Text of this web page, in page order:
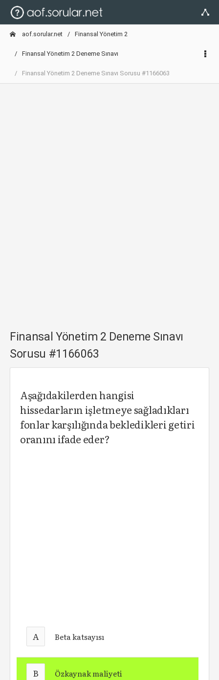
aof.sorular.net Finansal Yönetim 2
Finansal Yönetim 2 Deneme Sınavı
Finansal Yönetim 2 Deneme Sınavı Sorusu #1166063
Finansal Yönetim 2 Deneme Sınavı
Sorusu #1166063
Aşağıdakilerden hangisi
hissedarların işletmeye sağladıkları
fonlar karşılığında bekledikleri getiri
oranını ifade eder?
A Beta katsayısı
B Özkaynak maliyeti